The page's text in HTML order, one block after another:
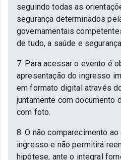
seguindo todas as
segurança determinados
governamentais
de tudo, a saúde e
7. Para acessar o evento é
apresentação do ingresso
em formato digital através
juntamente com documento
com foto.
8. O não comparecimento
ingresso e não permitirá
hipótese, ante o integral